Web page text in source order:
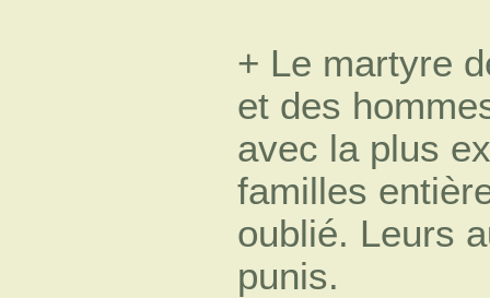
+ Le martyre
et des
avec la plus
familles
oublié. Leurs
punis.